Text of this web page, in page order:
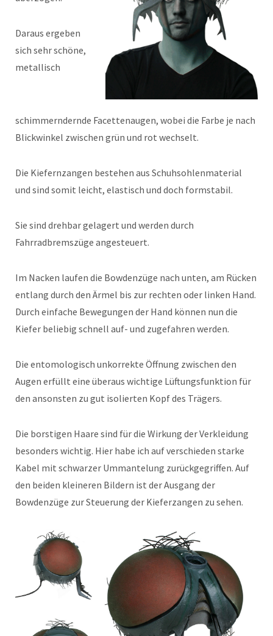
Daraus ergeben
sich sehr schöne,
metallisch
schimmerndernde Facettenaugen, wobei die Farbe je nach
Blickwinkel zwischen grün und rot wechselt.
Die Kiefernzangen bestehen aus Schuhsohlenmaterial
und sind somit leicht, elastisch und doch formstabil.
Sie sind drehbar gelagert und werden durch
Fahrradbremszüge angesteuert.
Im Nacken laufen die Bowdenzüge nach unten, am Rücken
entlang durch den Ärmel bis zur rechten oder linken Hand.
Durch einfache Bewegungen der Hand können nun die
Kiefer beliebig schnell auf- und zugefahren werden.
Die entomologisch unkorrekte Öffnung zwischen den
Augen erfüllt eine überaus wichtige Lüftungsfunktion für
den ansonsten zu gut isolierten Kopf des Trägers.
Die borstigen Haare sind für die Wirkung der Verkleidung
besonders wichtig. Hier habe ich auf verschieden starke
Kabel mit schwarzer Ummantelung zurückgegriffen. Auf
den beiden kleineren Bildern ist der Ausgang der
Bowdenzüge zur Steuerung der Kieferzangen zu sehen.